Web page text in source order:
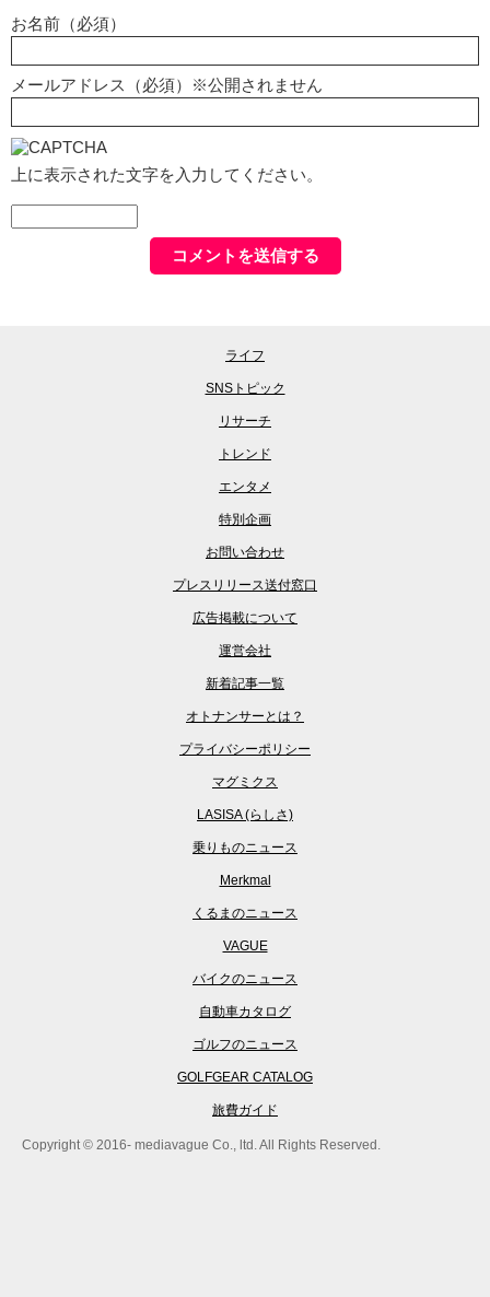
お名前（必須）
メールアドレス（必須）※公開されません
上に表示された文字を入力してください。
ライフ
SNSトピック
リサーチ
トレンド
エンタメ
特別企画
お問い合わせ
プレスリリース送付窓口
広告掲載について
運営会社
新着記事一覧
オトナンサーとは？
プライバシーポリシー
マグミクス
LASISA (らしさ)
乗りものニュース
Merkmal
くるまのニュース
VAGUE
バイクのニュース
自動車カタログ
ゴルフのニュース
GOLFGEAR CATALOG
旅費ガイド
Copyright © 2016- mediavague Co., ltd. All Rights Reserved.